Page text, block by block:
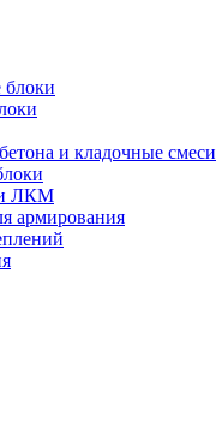
блоки
и кладочные смеси
и ЛКМ
армирования